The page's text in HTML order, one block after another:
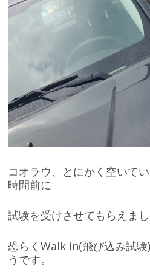
コオラウ、とにかく空いて
時間前に
試験を受けさせてもらえまし
恐らくWalk in(飛び込み試
うです。